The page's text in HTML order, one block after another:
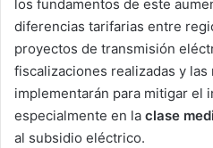
los fundamentos de este
diferencias tarifarias entre
proyectos de transmisión
fiscalizaciones realizadas y las
implementarán para mitigar el
especialmente en la clase
al subsidio eléctrico.